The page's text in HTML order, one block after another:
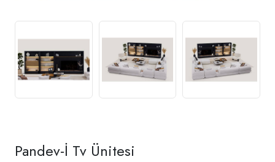
Pandev-İ Tv Ünitesi